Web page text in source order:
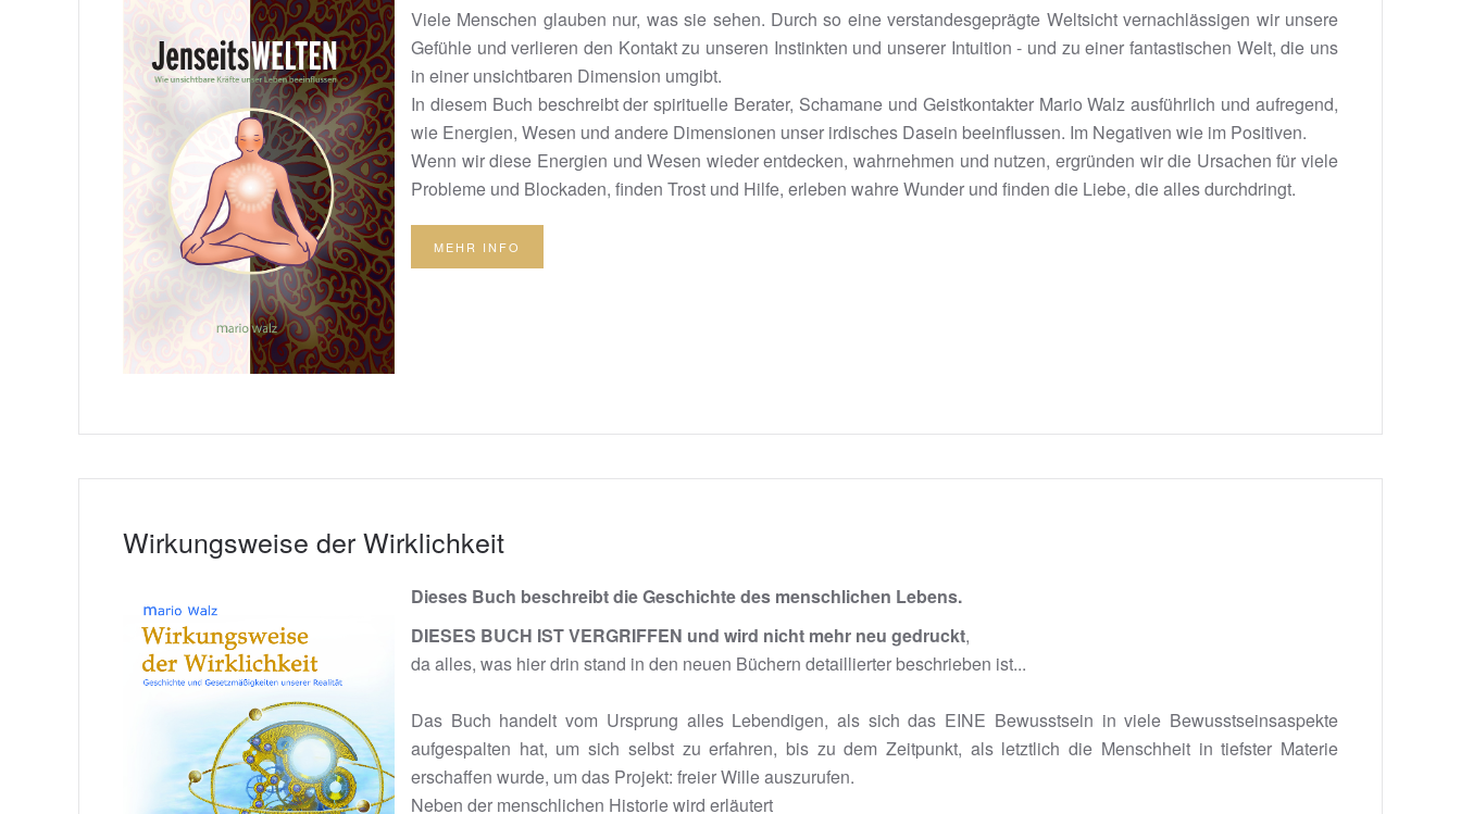
Viele Menschen glauben nur, was sie sehen. Durch so eine verstandesgeprägte Weltsicht vernachlässigen wir unsere
Gefühle und verlieren den Kontakt zu unseren Instinkten und unserer Intuition - und zu einer fantastischen Welt, die uns
in einer unsichtbaren Dimension umgibt.
In diesem Buch beschreibt der spirituelle Berater, Schamane und Geistkontakter Mario Walz ausführlich und aufregend,
wie Energien, Wesen und andere Dimensionen unser irdisches Dasein beeinflussen. Im Negativen wie im Positiven.
Wenn wir diese Energien und Wesen wieder entdecken, wahrnehmen und nutzen, ergründen wir die Ursachen für viele
Probleme und Blockaden, finden Trost und Hilfe, erleben wahre Wunder und finden die Liebe, die alles durchdringt.
MEHR INFO
Wirkungsweise der Wirklichkeit
Dieses Buch beschreibt die Geschichte des menschlichen Lebens.
DIESES BUCH IST VERGRIFFEN und wird nicht mehr neu gedruckt,
da alles, was hier drin stand in den neuen Büchern detaillierter beschrieben ist...
Das Buch handelt vom Ursprung alles Lebendigen, als sich das EINE Bewusstsein in viele Bewusstseinsaspekte
aufgespalten hat, um sich selbst zu erfahren, bis zu dem Zeitpunkt, als letztlich die Menschheit in tiefster Materie
erschaffen wurde, um das Projekt: freier Wille auszurufen.
Neben der menschlichen Historie wird erläutert